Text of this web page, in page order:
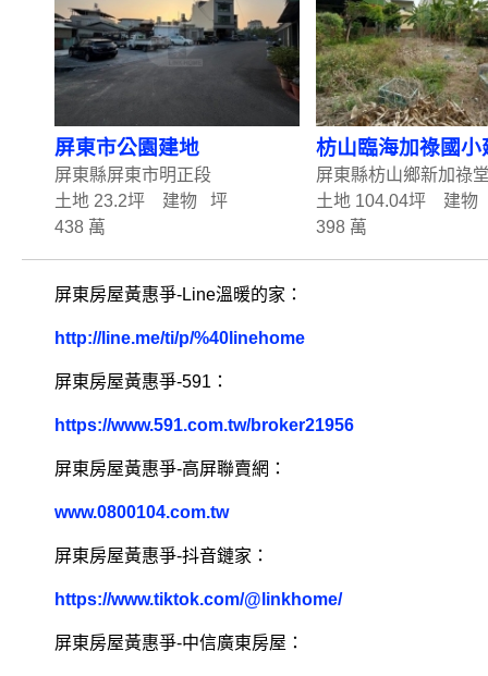
屏東市公園建地
屏東縣屏東市明正段
土地 23.2坪 建物 坪
438 萬
枋山臨海加祿國小
屏東縣枋山鄉新加祿
土地 104.04坪 建物
398 萬
屏東房屋黃惠爭-Line溫暖的家：
http://line.me/ti/p/%40linehome
屏東房屋黃惠爭-591：
https://www.591.com.tw/broker21956
屏東房屋黃惠爭-高屏聯賣網：
www.0800104.com.tw
屏東房屋黃惠爭-抖音鏈家：
https://www.tiktok.com/@linkhome/
屏東房屋黃惠爭-中信廣東房屋：